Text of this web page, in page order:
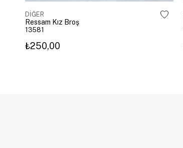
DİĞER
Ressam Kız Broş
13581
₺250,00